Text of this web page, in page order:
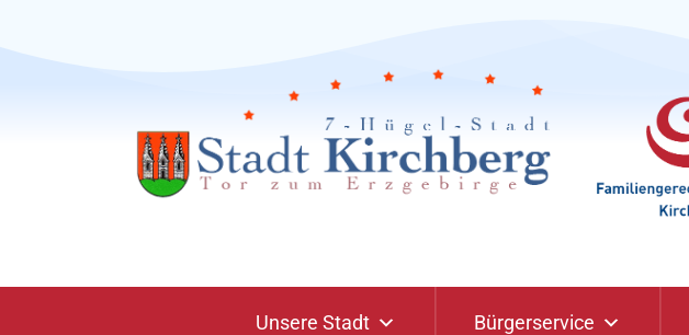
Unsere Stadt Bürgerservice